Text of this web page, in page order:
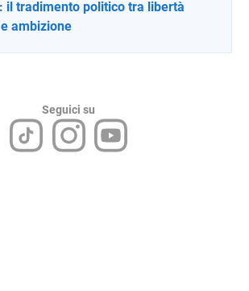
il tradimento politico tra libertà
ambizione
Seguici su